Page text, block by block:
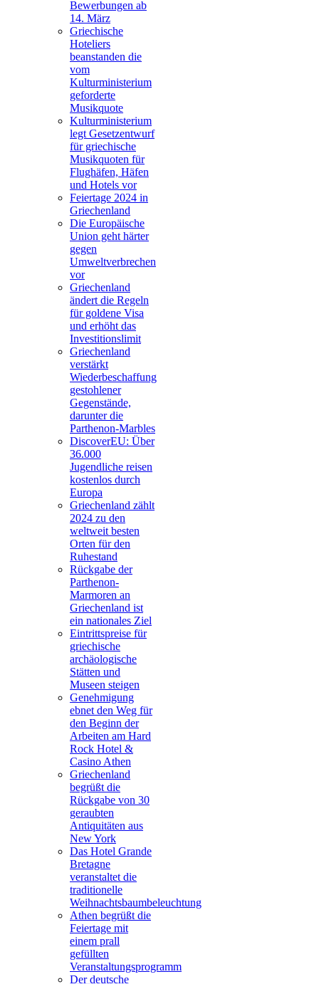
Bewerbungen ab
14. März
Griechische
Hoteliers
beanstanden die
vom
Kulturministerium
geforderte
Musikquote
Kulturministerium
legt Gesetzentwurf
für griechische
Musikquoten für
Flughäfen, Häfen
und Hotels vor
Feiertage 2024 in
Griechenland
Die Europäische
Union geht härter
gegen
Umweltverbrechen
vor
Griechenland
ändert die Regeln
für goldene Visa
und erhöht das
Investitionslimit
Griechenland
verstärkt
Wiederbeschaffung
gestohlener
Gegenstände,
darunter die
Parthenon-Marbles
DiscoverEU: Über
36.000
Jugendliche reisen
kostenlos durch
Europa
Griechenland zählt
2024 zu den
weltweit besten
Orten für den
Ruhestand
Rückgabe der
Parthenon-
Marmoren an
Griechenland ist
ein nationales Ziel
Eintrittspreise für
griechische
archäologische
Stätten und
Museen steigen
Genehmigung
ebnet den Weg für
den Beginn der
Arbeiten am Hard
Rock Hotel &
Casino Athen
Griechenland
begrüßt die
Rückgabe von 30
geraubten
Antiquitäten aus
New York
Das Hotel Grande
Bretagne
veranstaltet die
traditionelle
Weihnachtsbaumbeleuchtung
Athen begrüßt die
Feiertage mit
einem prall
gefüllten
Veranstaltungsprogramm
Der deutsche